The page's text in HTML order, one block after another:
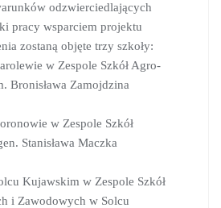
odzwierciedlających
pracy wsparciem projektu
zostaną objęte trzy szkoły:
w Zespole Szkół Agro-
Bronisława Zamojdzina
w Zespole Szkół
Stanisława Maczka
Kujawskim w Zespole Szkół
i Zawodowych w Solcu